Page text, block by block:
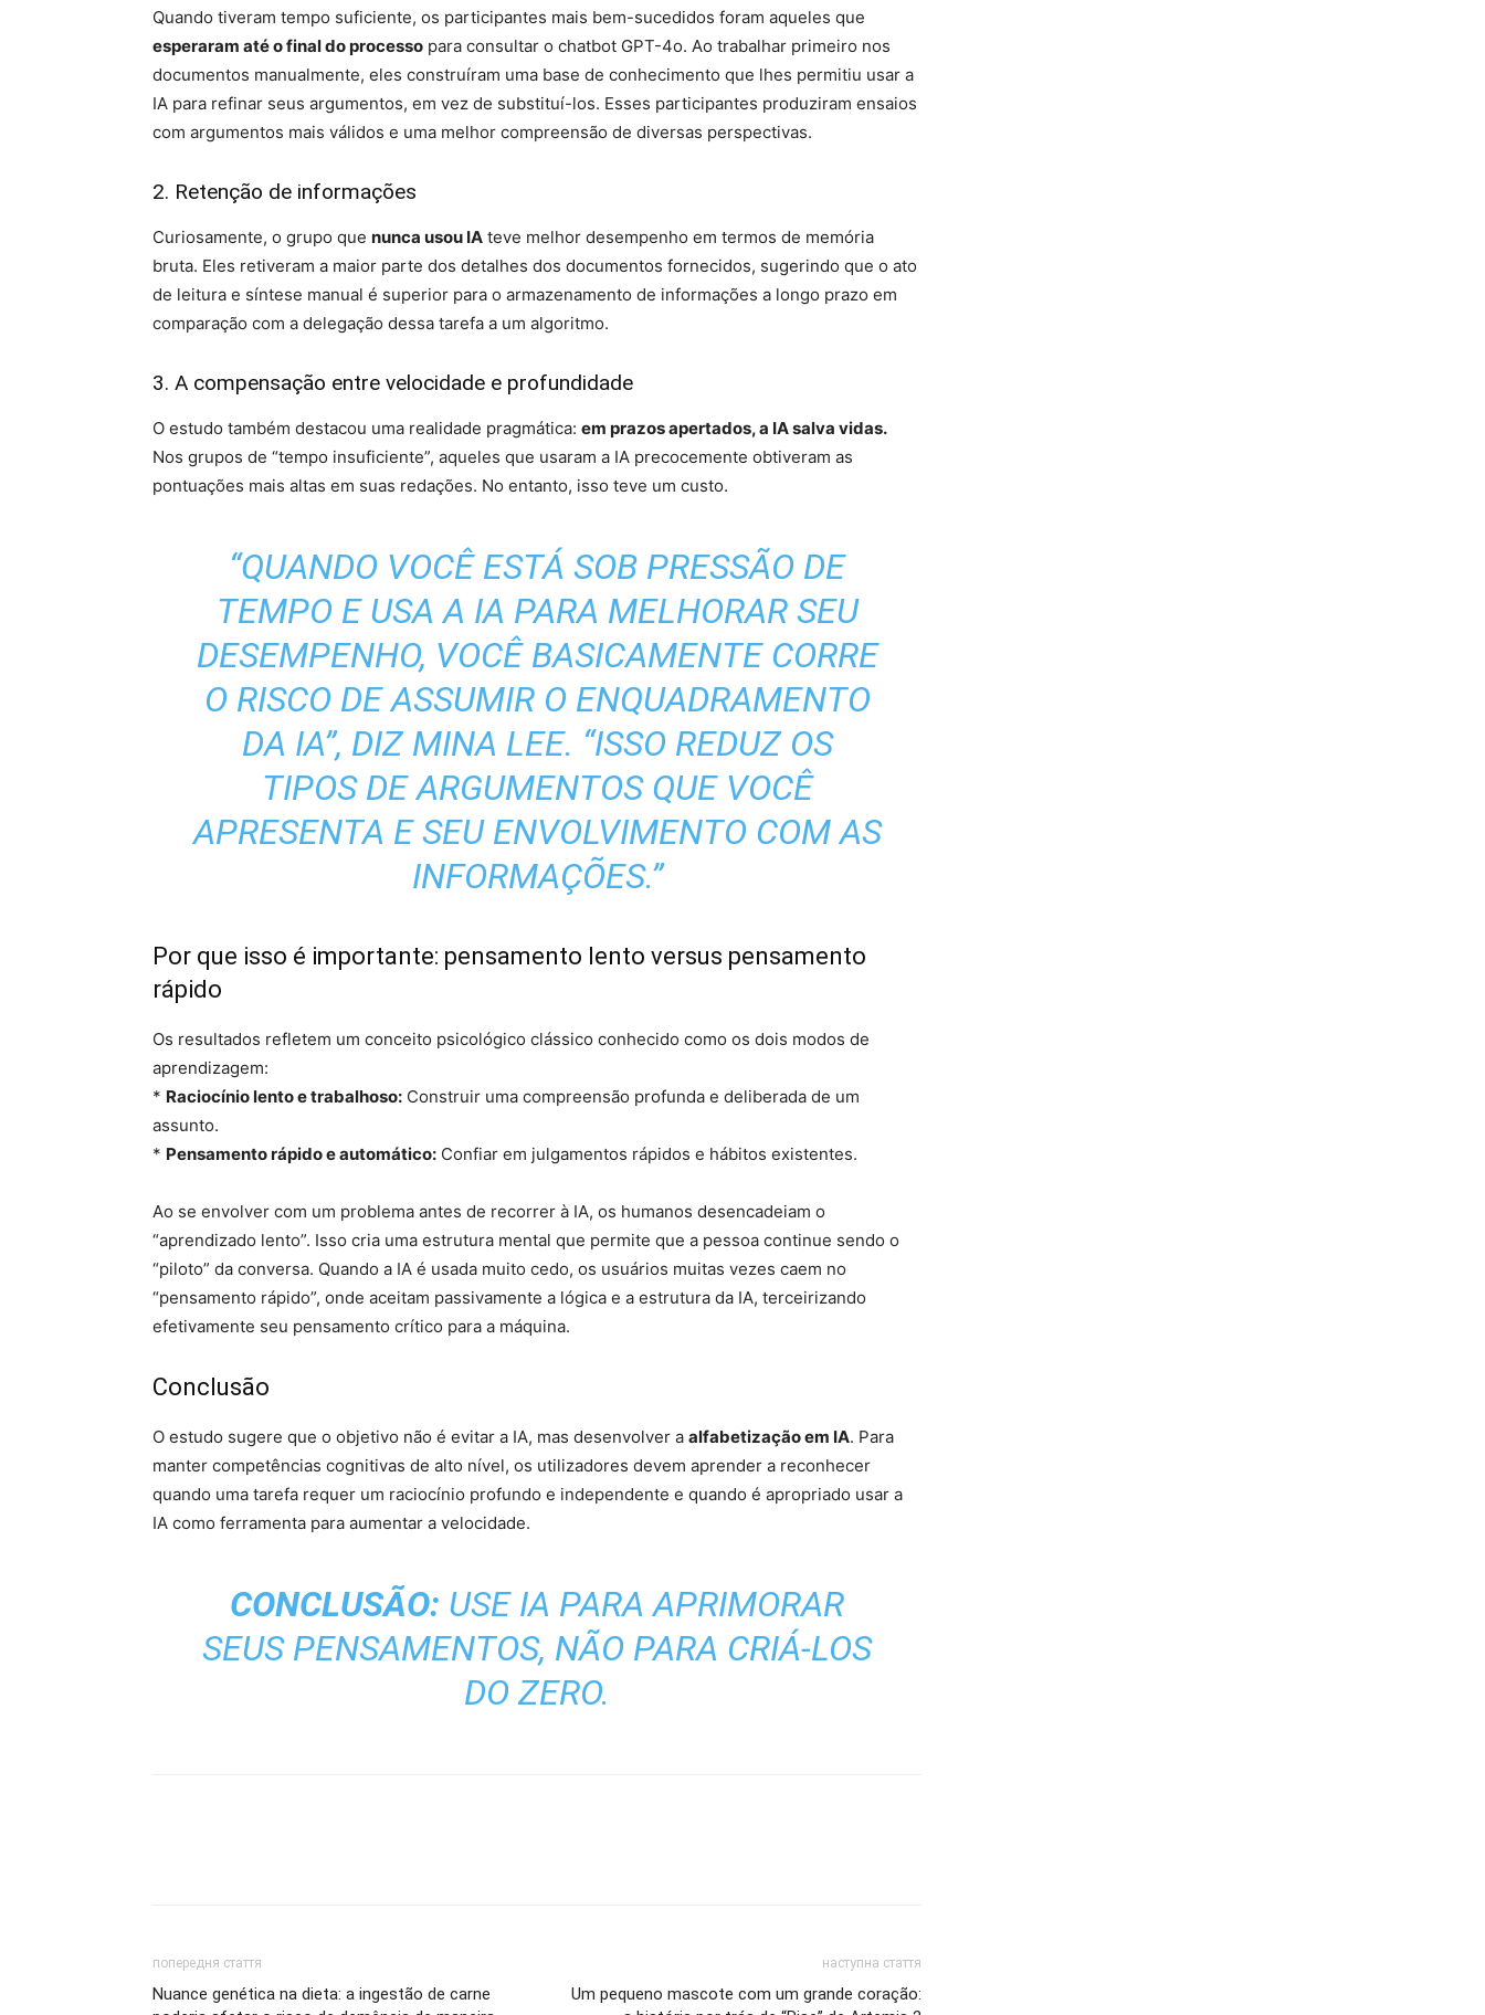
Quando tiveram tempo suficiente, os participantes mais bem-sucedidos foram aqueles que
esperaram até o final do processo para consultar o chatbot GPT-4o. Ao trabalhar primeiro nos
documentos manualmente, eles construíram uma base de conhecimento que lhes permitiu usar a
IA para refinar seus argumentos, em vez de substituí-los. Esses participantes produziram ensaios
com argumentos mais válidos e uma melhor compreensão de diversas perspectivas.
2. Retenção de informações
Curiosamente, o grupo que nunca usou IA teve melhor desempenho em termos de memória
bruta. Eles retiveram a maior parte dos detalhes dos documentos fornecidos, sugerindo que o ato
de leitura e síntese manual é superior para o armazenamento de informações a longo prazo em
comparação com a delegação dessa tarefa a um algoritmo.
3. A compensação entre velocidade e profundidade
O estudo também destacou uma realidade pragmática: em prazos apertados, a IA salva vidas.
Nos grupos de “tempo insuficiente”, aqueles que usaram a IA precocemente obtiveram as
pontuações mais altas em suas redações. No entanto, isso teve um custo.
“QUANDO VOCÊ ESTÁ SOB PRESSÃO DE
TEMPO E USA A IA PARA MELHORAR SEU
DESEMPENHO, VOCÊ BASICAMENTE CORRE
O RISCO DE ASSUMIR O ENQUADRAMENTO
DA IA”, DIZ MINA LEE. “ISSO REDUZ OS
TIPOS DE ARGUMENTOS QUE VOCÊ
APRESENTA E SEU ENVOLVIMENTO COM AS
INFORMAÇÕES.”
Por que isso é importante: pensamento lento versus pensamento
rápido
Os resultados refletem um conceito psicológico clássico conhecido como os dois modos de
aprendizagem:
* Raciocínio lento e trabalhoso: Construir uma compreensão profunda e deliberada de um
assunto.
* Pensamento rápido e automático: Confiar em julgamentos rápidos e hábitos existentes.
Ao se envolver com um problema antes de recorrer à IA, os humanos desencadeiam o
“aprendizado lento”. Isso cria uma estrutura mental que permite que a pessoa continue sendo o
“piloto” da conversa. Quando a IA é usada muito cedo, os usuários muitas vezes caem no
“pensamento rápido”, onde aceitam passivamente a lógica e a estrutura da IA, terceirizando
efetivamente seu pensamento crítico para a máquina.
Conclusão
O estudo sugere que o objetivo não é evitar a IA, mas desenvolver a alfabetização em IA. Para
manter competências cognitivas de alto nível, os utilizadores devem aprender a reconhecer
quando uma tarefa requer um raciocínio profundo e independente e quando é apropriado usar a
IA como ferramenta para aumentar a velocidade.
CONCLUSÃO: USE IA PARA APRIMORAR
SEUS PENSAMENTOS, NÃO PARA CRIÁ-LOS
DO ZERO.
попередня стаття
Nuance genética na dieta: a ingestão de carne
наступна стаття
Um pequeno mascote com um grande coração: